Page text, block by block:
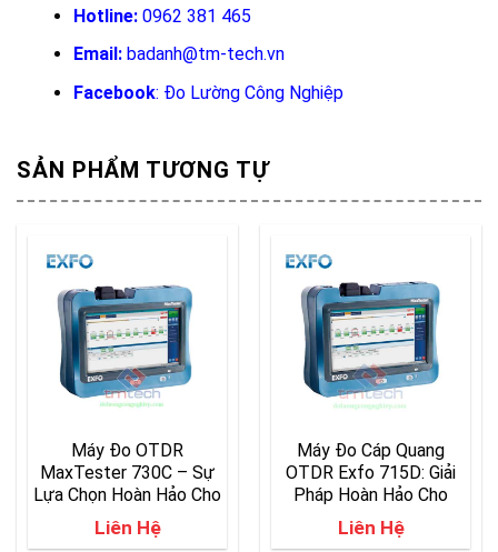
Hotline: 0962 381 465
Email: badanh@tm-tech.vn
Facebook: Đo Lường Công Nghiệp
SẢN PHẨM TƯƠNG TỰ
Máy Đo OTDR
MaxTester 730C – Sự
Lựa Chọn Hoàn Hảo Cho
Đo Lường Mạng Quang
Liên Hệ
Máy Đo Cáp Quang
OTDR Exfo 715D: Giải
Pháp Hoàn Hảo Cho
Kiểm Tra Mạng Cáp
Quang Last-mile
Liên Hệ